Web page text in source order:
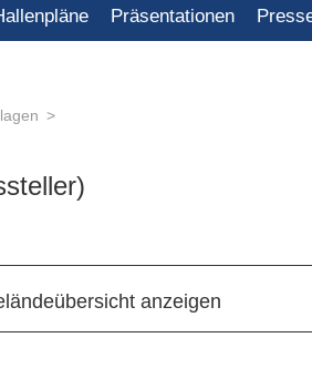
Präsentationen
anzeigen